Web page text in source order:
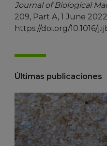
Journal of Biological
209, Part A, 1 June 2022,
https://doi.org/10.1016/
Últimas publicaciones